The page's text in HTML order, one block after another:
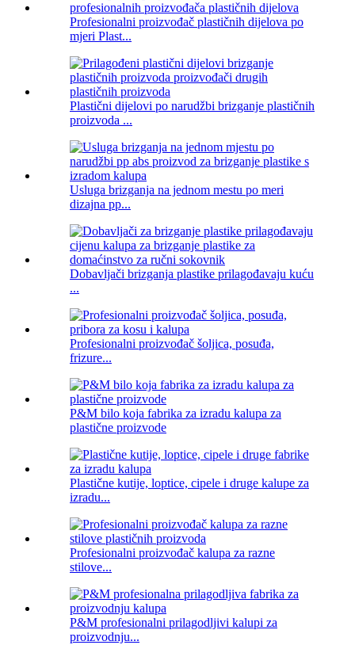
Profesionalni proizvođač plastičnih dijelova po
mjeri Plast...
Plastični dijelovi po narudžbi brizganje plastičnih
proizvoda ...
Usluga brizganja na jednom mestu po meri
dizajna pp...
Dobavljači brizganja plastike prilagođavaju kuću
...
Profesionalni proizvođač šoljica, posuđa,
frizure...
P&M bilo koja fabrika za izradu kalupa za
plastične proizvode
Plastične kutije, loptice, cipele i druge kalupe za
izradu...
Profesionalni proizvođač kalupa za razne
stilove...
P&M profesionalni prilagodljivi kalupi za
proizvodnju...